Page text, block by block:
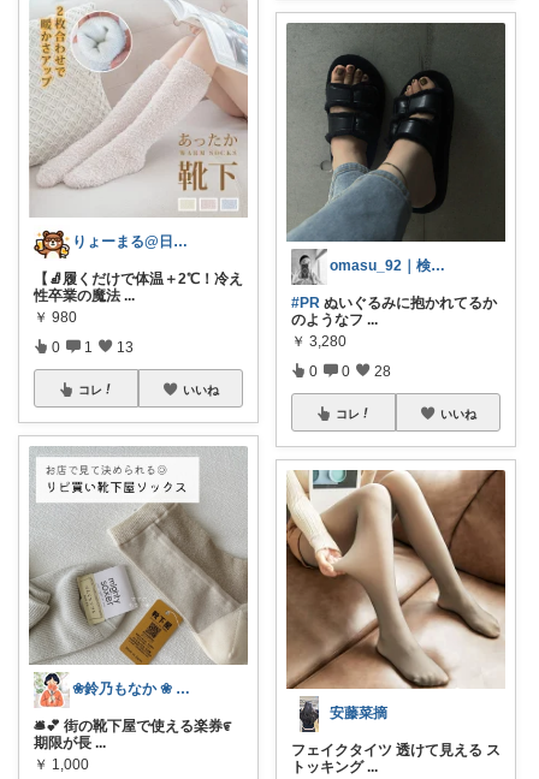
りょーまる@日用品×ファッション
【🧦履くだけで体温＋2℃！冷え
性卒業の魔法 ...
￥ 980
0 1 13
コレ いいね
❀鈴乃もなか ❀ 穏やかさを大切に
🛎️💕 街の靴下屋で使える楽券೯
期限が長 ...
￥ 1,000
omasu_92｜検索はプロフの🔍から
#PR ぬいぐるみに抱かれてるか
のようなフ ...
￥ 3,280
0 0 28
コレ いいね
安藤菜摘
フェイクタイツ 透けて見える ス
トッキング ...